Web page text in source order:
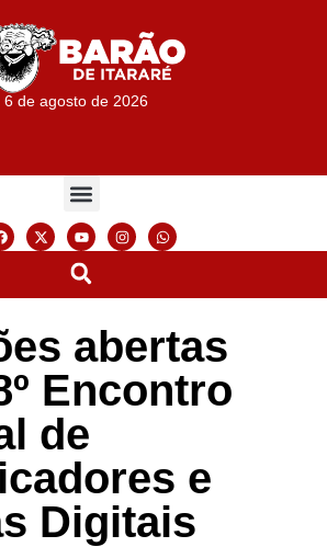
6 de agosto de 2026
abertas
Encontro
de
e
Digitais